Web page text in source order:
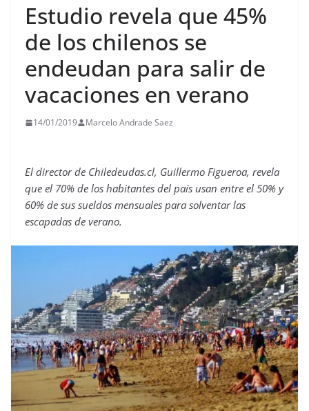
Estudio revela que 45%
de los chilenos se
endeudan para salir de
vacaciones en verano
14/01/2019 Marcelo Andrade Saez
El director de Chiledeudas.cl, Guillermo Figueroa, revela
que el 70% de los habitantes del país usan entre el 50% y
60% de sus sueldos mensuales para solventar las
escapadas de verano.